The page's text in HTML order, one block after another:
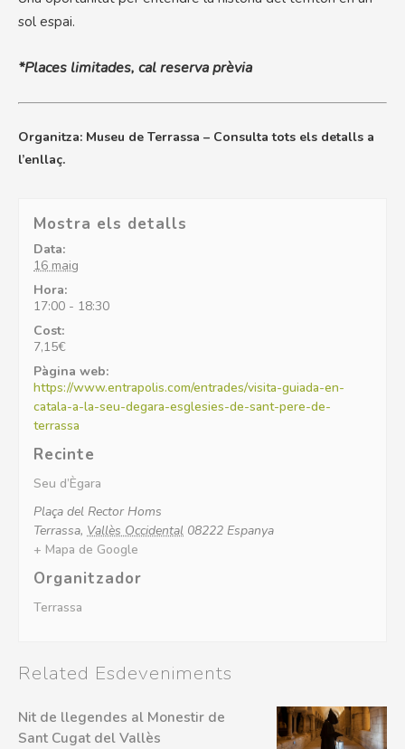
sol espai.
*Places limitades, cal reserva prèvia
Organitza: Museu de Terrassa – Consulta tots els detalls a
l’enllaç.
Mostra els detalls
Data:
16 maig
Hora:
17:00 - 18:30
Cost:
7,15€
Pàgina web:
https://www.entrapolis.com/entrades/visita-guiada-en-
catala-a-la-seu-degara-esglesies-de-sant-pere-de-
terrassa
Recinte
Seu d’Ègara
Plaça del Rector Homs
Terrassa, Vallès Occidental 08222 Espanya
+ Mapa de Google
Organitzador
Terrassa
Related Esdeveniments
Nit de llegendes al Monestir de
Sant Cugat del Vallès